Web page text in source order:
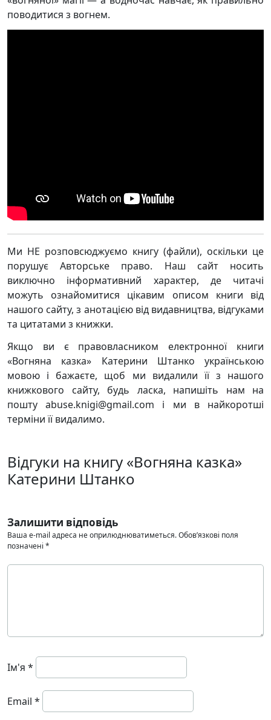
поводитися з вогнем.
Ми НЕ розповсюджуємо книгу (файли), оскільки це
порушує Авторське право. Наш сайт носить
виключно інформативний характер, де читачі
можуть ознайомитися цікавим описом книги від
нашого сайту, з анотацією від видавництва, відгуками
та цитатами з книжки.
Якщо ви є правовласником електронної книги
«Вогняна казка» Катерини Штанко українською
мовою і бажаєте, щоб ми видалили її з нашого
книжкового сайту, будь ласка, напишіть нам на
пошту abuse.knigi@gmail.com і ми в найкоротші
терміни її видалимо.
Відгуки на книгу «Вогняна казка»
Катерини Штанко
Залишити відповідь
Ваша e-mail адреса не оприлюднюватиметься.Обов’язкові поля
позначені *
Ім'я *
Email *